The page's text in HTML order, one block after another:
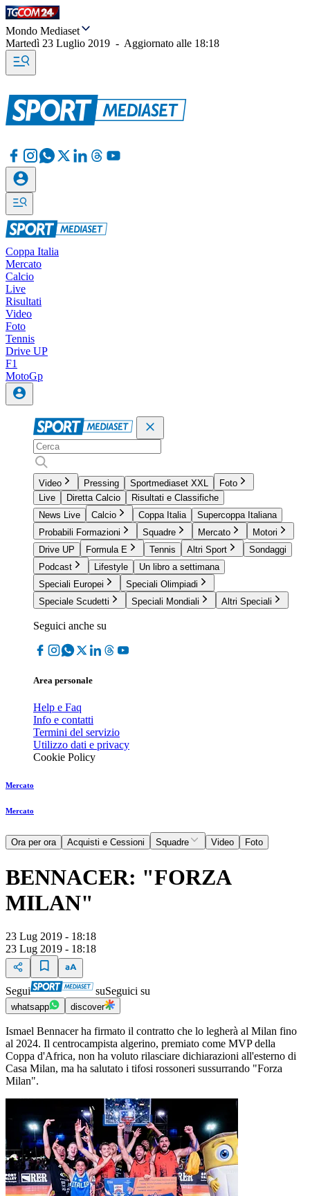
Mondo Mediaset
Martedì 23 Luglio 2019 - Aggiornato alle 18:18
Coppa Italia
Mercato
Calcio
Live
Risultati
Video
Foto
Tennis
Drive UP
F1
MotoGp
Video Pressing Sportmediaset XXL
Foto
Live
Diretta Calcio
Risultati e Classifiche
News Live
Calcio Coppa Italia
Supercoppa Italiana
Probabili Formazioni
Squadre Mercato
Motori
Drive UP
Formula E Tennis Altri Sport
Sondaggi
Podcast
Lifestyle
Un libro a settimana
Speciali Europei
Speciali Olimpiadi
Speciale Scudetti
Speciali Mondiali Altri Speciali
Seguici anche su
Area personale
Help e Faq
Info e contatti
Termini del servizio
Utilizzo dati e privacy
Cookie Policy
Mercato
Mercato
Ora per ora Acquisti e Cessioni Squadre Video Foto
BENNACER: "FORZA
MILAN"
23 Lug 2019 - 18:18
23 Lug 2019 - 18:18
Segui suSeguici su
whatsapp discover
Ismael Bennacer ha firmato il contratto che lo legherà al Milan fino
al 2024. Il centrocampista algerino, premiato come MVP della
Coppa d'Africa, non ha voluto rilasciare dichiarazioni all'esterno di
Casa Milan, ma ha salutato i tifosi rossoneri sussurrando "Forza
Milan".